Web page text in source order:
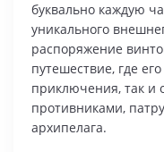
буквально каждую
уникального
распоряжение
путешествие, где
приключения, так и
противниками,
архипелага.